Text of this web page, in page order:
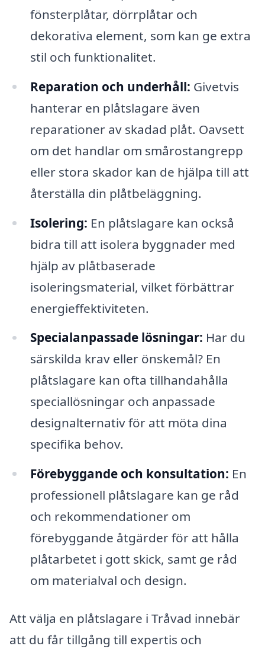
fönsterplåtar, dörrplåtar och
dekorativa element, som kan ge extra
stil och funktionalitet.
Reparation och underhåll: Givetvis
hanterar en plåtslagare även
reparationer av skadad plåt. Oavsett
om det handlar om smårostangrepp
eller stora skador kan de hjälpa till att
återställa din plåtbeläggning.
Isolering: En plåtslagare kan också
bidra till att isolera byggnader med
hjälp av plåtbaserade
isoleringsmaterial, vilket förbättrar
energieffektiviteten.
Specialanpassade lösningar: Har du
särskilda krav eller önskemål? En
plåtslagare kan ofta tillhandahålla
speciallösningar och anpassade
designalternativ för att möta dina
specifika behov.
Förebyggande och konsultation: En
professionell plåtslagare kan ge råd
och rekommendationer om
förebyggande åtgärder för att hålla
plåtarbetet i gott skick, samt ge råd
om materialval och design.
Att välja en plåtslagare i Tråvad innebär
att du får tillgång till expertis och